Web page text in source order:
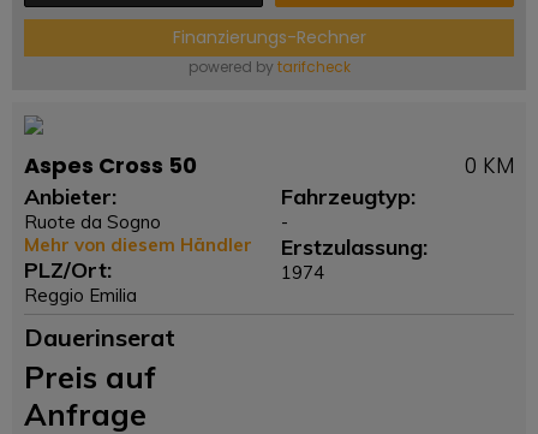
Finanzierungs-Rechner
powered by tarifcheck
Aspes Cross 50 0 KM
Anbieter:
Ruote da Sogno
Mehr von diesem Händler
PLZ/Ort:
Reggio Emilia
Fahrzeugtyp:
-
Erstzulassung:
1974
Dauerinserat
Preis auf
Anfrage